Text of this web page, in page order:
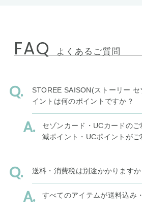
FAQ よくあるご質問
STOREE SAISON(ストーリー
イントは何のポイントですか？
セゾンカード・UCカードの
滅ポイント・UCポイントがご
送料・消費税は別途かかりますか
すべてのアイテムが送料込み